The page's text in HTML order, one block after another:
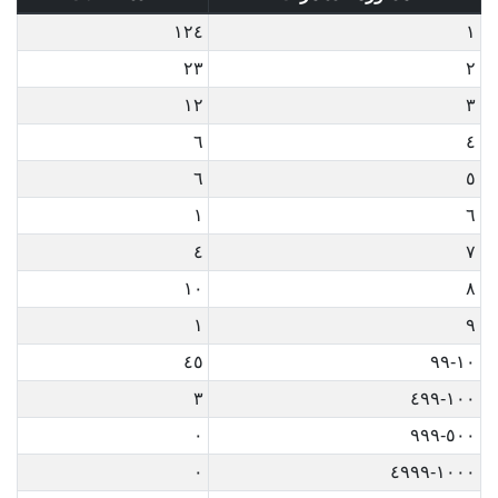
١
١٢٤
٢
٢٣
٣
١٢
٤
٦
٥
٦
٦
١
٧
٤
٨
١٠
٩
١
١٠-٩٩
٤٥
١٠٠-٤٩٩
٣
٥٠٠-٩٩٩
٠
١٠٠٠-٤٩٩٩
٠